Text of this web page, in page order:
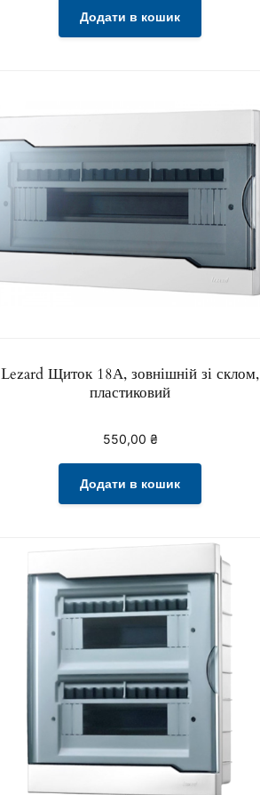
Додати в кошик
Lezard Щиток 18А, зовнішній зі склом,
пластиковий
550,00 ₴
Додати в кошик